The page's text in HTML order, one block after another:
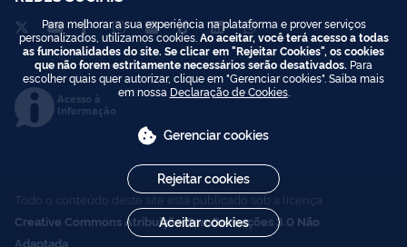
Acesso à
Informação
Todo o conteúdo deste site está publicado sob a licença
Creative Commons Atribuição-SemDerivações 3.0 Não
Adaptada
Para melhorar a sua experiência na plataforma e prover serviços
personalizados, utilizamos cookies. Ao aceitar, você terá acesso a todas
as funcionalidades do site. Se clicar em "Rejeitar Cookies", os cookies
que não forem estritamente necessários serão desativados. Para
escolher quais quer autorizar, clique em "Gerenciar cookies". Saiba mais
em nossa Declaração de Cookies.
Gerenciar cookies
Rejeitar cookies
Aceitar cookies